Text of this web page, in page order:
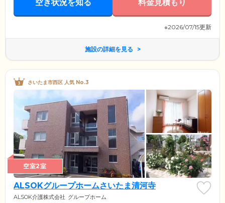
空き状況を知る 料金見積もり
※2026/07/15更新
施設の詳細を見る
さいたま市西区 人気 No.3
空室2室
ALSOKグループホームさいたま清河寺
ALSOK介護株式会社 グループホーム